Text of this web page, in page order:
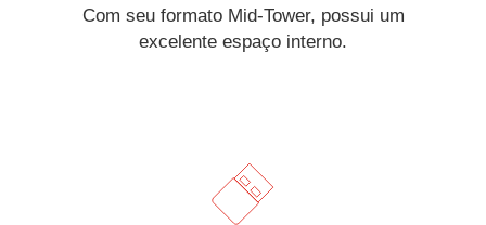
Com seu formato Mid-Tower, possui um
excelente espaço interno.